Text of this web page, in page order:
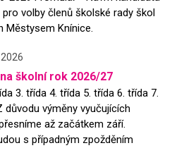
volby členů školské rady škol
Městysem Knínice.
školní rok 2026/27
3. třída 4. třída 5. třída 6. třída 7.
důvodu výměny vyučujících
až začátkem září.
s případným zpožděním